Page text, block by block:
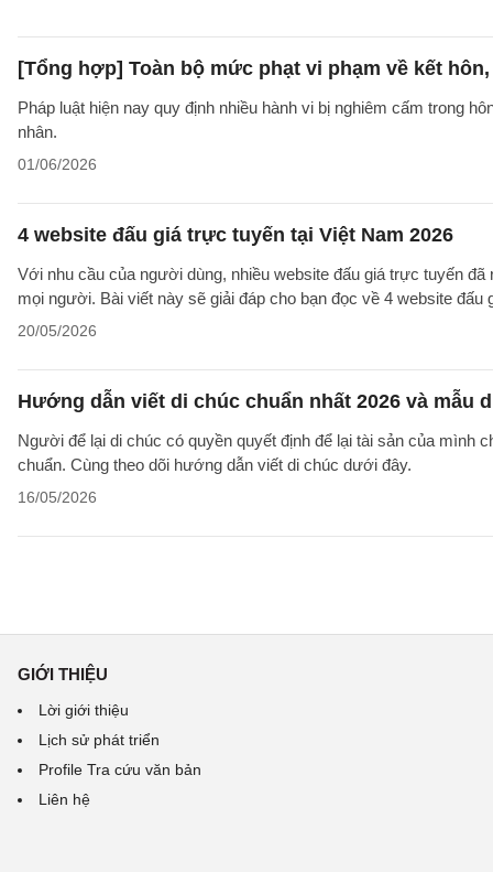
[Tổng hợp] Toàn bộ mức phạt vi phạm về kết
Pháp luật hiện nay quy định nhiều hành vi bị nghiêm cấm trong
nhân.
01/06/2026
4 website đấu giá trực tuyến tại Việt Nam 2026
Với nhu cầu của người dùng, nhiều website đấu giá trực tuyến
mọi người. Bài viết này sẽ giải đáp cho bạn đọc về 4 website đấu
20/05/2026
Hướng dẫn viết di chúc chuẩn nhất 2026 và mẫu
Người để lại di chúc có quyền quyết định để lại tài sản của
chuẩn. Cùng theo dõi hướng dẫn viết di chúc dưới đây.
16/05/2026
GIỚI THIỆU
Lời giới thiệu
Lịch sử phát triển
Profile Tra cứu văn bản
Liên hệ